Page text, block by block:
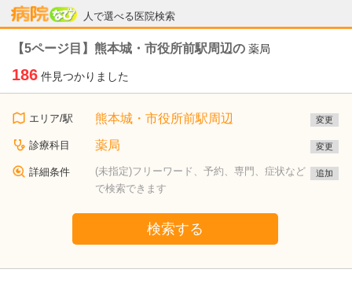
人で選べる医院検索
病院なび
【5ページ目】熊本城・市役所前駅周辺の 薬局
186 件見つかりました
エリア/駅 熊本城・市役所前駅周辺 変更
診療科目 薬局 変更
詳細条件
(未指定)フリーワード、予約、専門、症状など
で検索できます
追加
検索する